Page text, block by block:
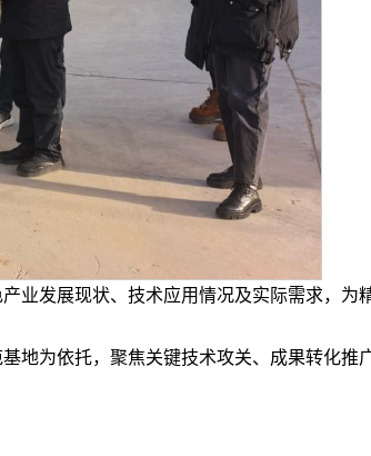
业发展现状、技术应用情况及实际需求，为
地为依托，聚焦关键技术攻关、成果转化推